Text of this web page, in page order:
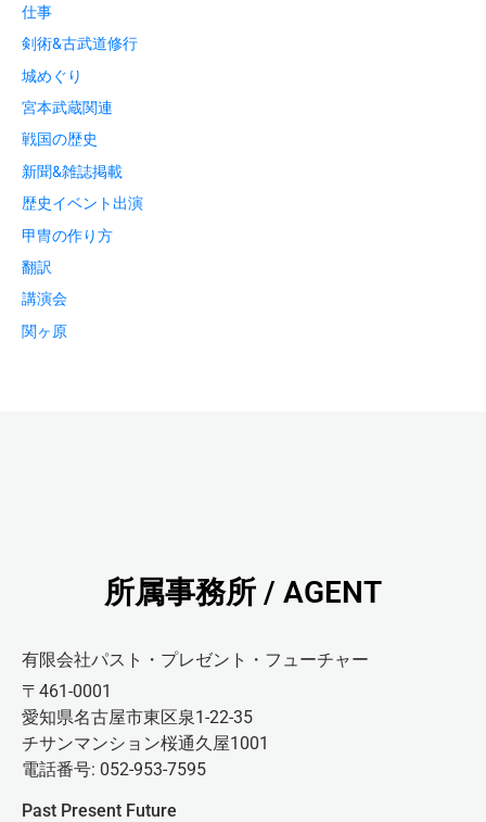
仕事
剣術&古武道修行
城めぐり
宮本武蔵関連
戦国の歴史
新聞&雑誌掲載
歴史イベント出演
甲冑の作り方
翻訳
講演会
関ヶ原
所属事務所 / AGENT
有限会社パスト・プレゼント・フューチャー
〒461-0001
愛知県名古屋市東区泉1-22-35
チサンマンション桜通久屋1001
電話番号: 052-953-7595
Past Present Future